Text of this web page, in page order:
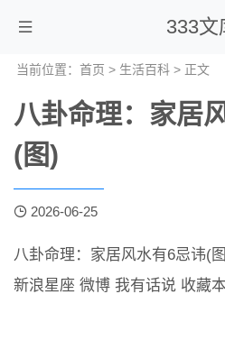
333文
当前位置： 首页 > 生活百科 > 正文
八卦命理：家居
(图)
2026-06-25
八卦命理：家居风水有6忌讳(
新浪星座 微博 我有话说 收藏